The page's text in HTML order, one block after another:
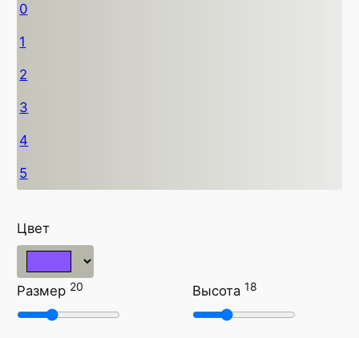
0
1
2
3
4
5
Цвет
Размер 20 Высота 18